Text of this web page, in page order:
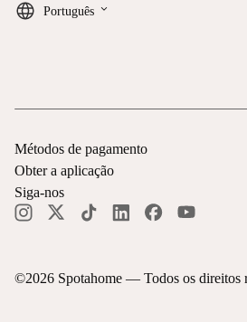
Português keyboard_arrow_down
©2026 Spotahome — Todos os direitos
Métodos de pagamento
Obter a aplicação
Siga-nos